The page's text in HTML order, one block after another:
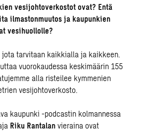
vesijohtoverkostot ovat? Entä
ilmastonmuutos ja kaupunkien
vesihuollolle?
jota tarvitaan kaikkialla ja kaikkeen.
vuorokaudessa keskimäärin 155
alla risteilee kymmenien
vesijohtoverkosto.
kaupunki -podcastin kolmannessa
Riku Rantalan vieraina ovat